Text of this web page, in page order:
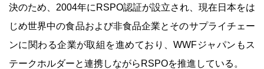
決のため、2004年にRSPO認証が設立され、現在日本をは
じめ世界中の食品および非食品企業とそのサプライチェー
ンに関わる企業が取組を進めており、WWFジャパンもス
テークホルダーと連携しながらRSPOを推進している。